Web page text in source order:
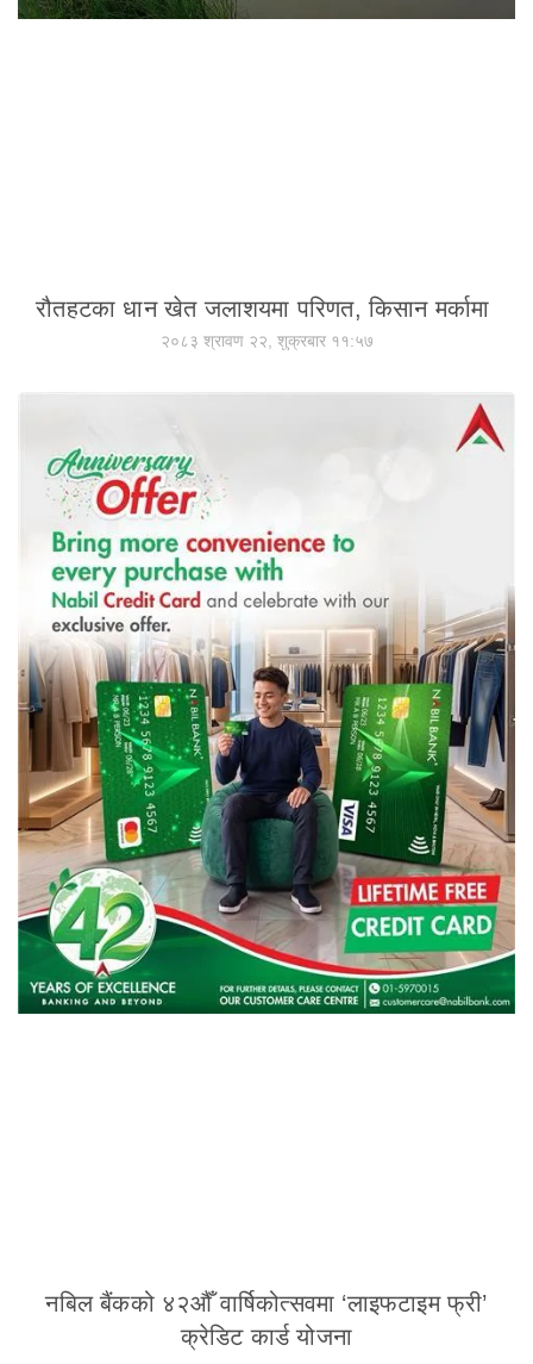
रौतहटका धान खेत जलाशयमा परिणत, किसान मर्कामा
२०८३ श्रावण २२, शुक्रबार ११:५७
नबिल बैंकको ४२औँ वार्षिकोत्सवमा ‘लाइफटाइम फ्री’
क्रेडिट कार्ड योजना